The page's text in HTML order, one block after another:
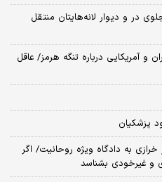
در و دیوار لانه‌هایتان منتقل
و آمریکایی درباره تنگه هرمز/ عاقل
پزشکیان
خرازی به دادگاه ویژه روحانیت/ اگر
و غیرخودی بشناسد